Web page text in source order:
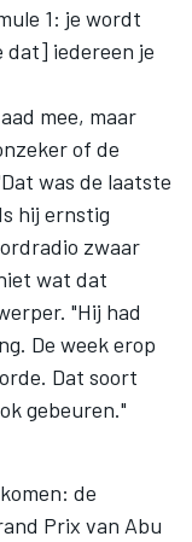
1: je wordt
dat] iedereen je
mee, maar
of de
was de laatste
hij ernstig
zwaar
wat dat
"Hij had
De week erop
Dat soort
gebeuren."
de
Prix van Abu